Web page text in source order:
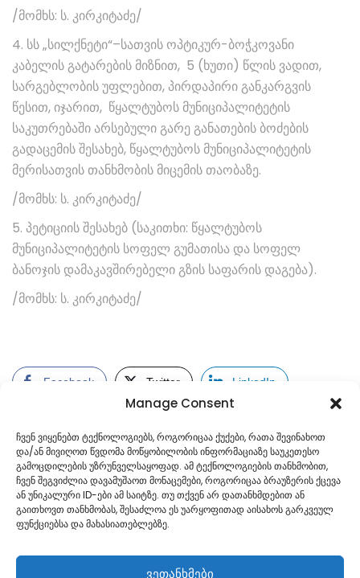
Manage Consent
ჩვენ ვიყენებთ ტექნოლოგიებს, როგორიცაა ქუქები, რათა შევინახოთ
და/ან მივიღოთ წვდომა მოწყობილობის ინფორმაციაზე საუკეთესო
გამოცდილების უზრუნველსაყოფად. ამ ტექნოლოგიების თანხმობით,
ჩვენ შეგვიძლია დავამუშაოთ მონაცემები, როგორიცაა ბრაუზერის ქცევა
ან უნიკალური ID-ები ამ საიტზე. თუ თქვენ არ დათანხმდებით ან
გაითხოვთ თანხმობას, შესაძლოა ეს უარყოფითად აისახოს გარკვეულ
ფუნქციებსა და მახასიათებლებზე.
ვეთანხმები
/მომხს: ს. კირკიტაძე/
4. სს „სილქნეტი“–სათვის ოპტიკურ-ბოჭკოვანი
კაბელის გატარების მიზნით, 5 (ხუთი) წლის ვადით,
სარგებლობის უფლებით, პირდაპირი განკარგვის
წესით, იჯარით, წყალტუბოს მუნიციპალიტეტის
საკუთრებაში არსებული გარე განათების ბოძების
გადაცემის შესახებ, წყალტუბოს მუნიციპალიტეტის
მერისათვის თანხმობის მიცემის თაობაზე.
/მომხს: ს. კირკიტაძე/
5. პეტიციის შესახებ (საკითხი: წყალტუბოს
მუნიციპალიტეტის სოფელ გუმათისა და სოფელ
ბანოჯის დამაკავშირებელი გზის საფარის დაგება).
/მომხს: ს. კირკიტაძე/
Facebook Twitter LinkedIn